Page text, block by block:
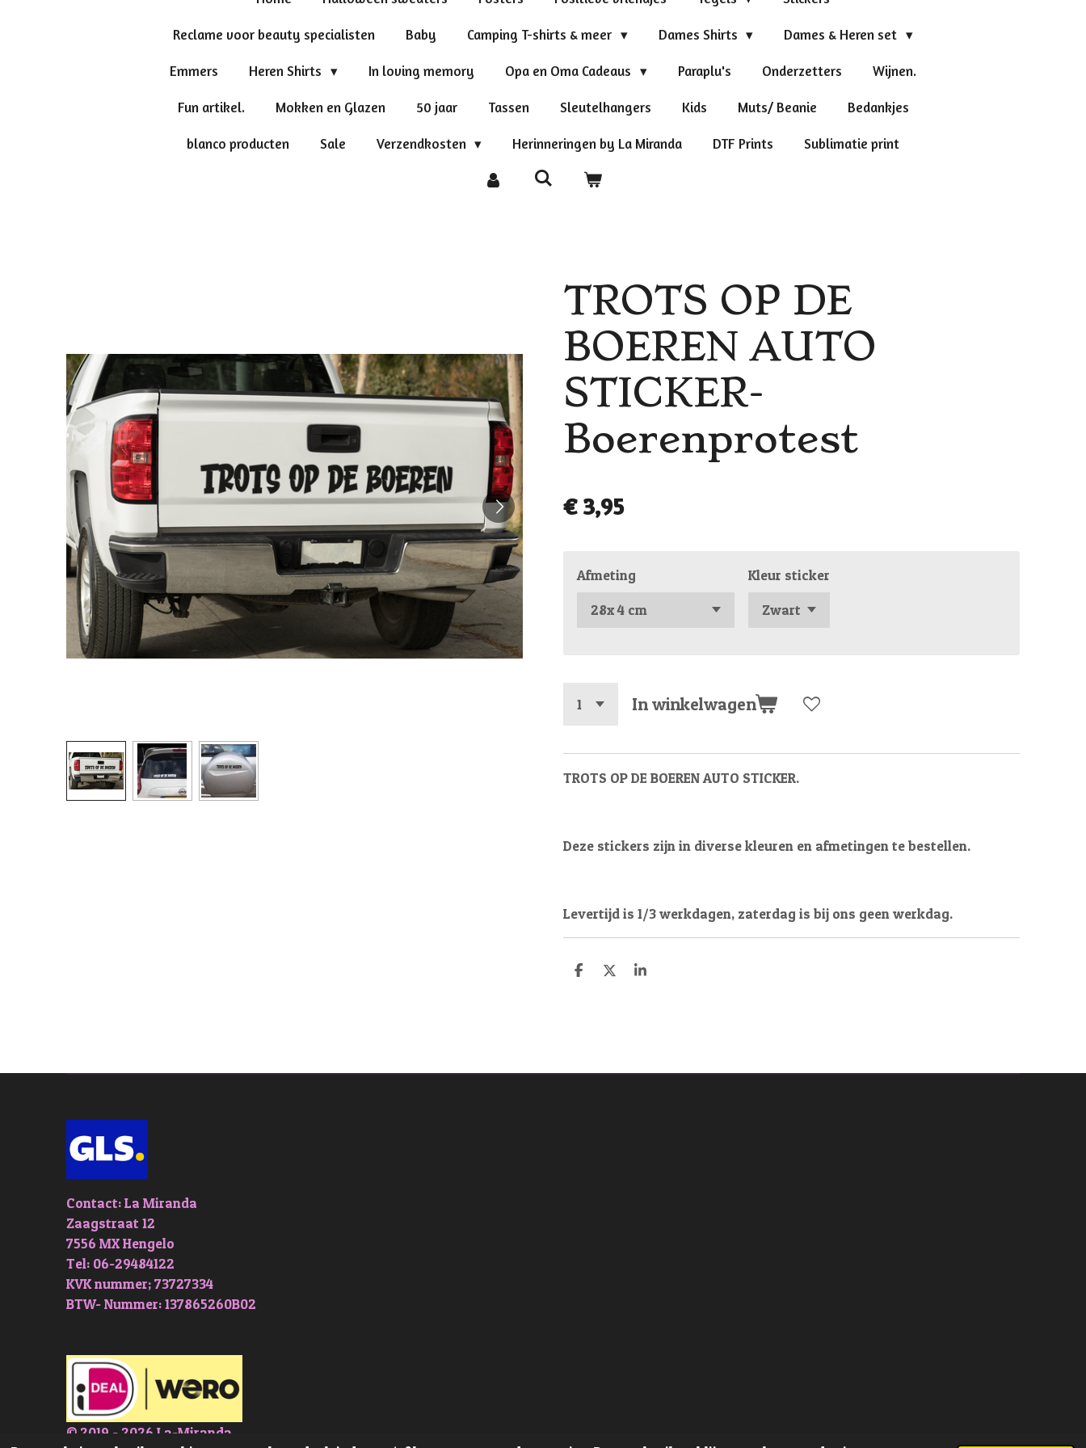
Reclame voor beauty specialisten Baby Camping T-shirts & meer Dames Shirts Dames & Heren set
Emmers Heren Shirts In loving memory Opa en Oma Cadeaus Paraplu's Onderzetters Wijnen.
Fun artikel. Mokken en Glazen 50 jaar Tassen Sleutelhangers Kids Muts/ Beanie Bedankjes
blanco producten Sale Verzendkosten Herinneringen by La Miranda DTF Prints Sublimatie print
TROTS OP DE
BOEREN AUTO
STICKER-
Boerenprotest
€ 3,95
Afmeting Kleur sticker
In winkelwagen
TROTS OP DE BOEREN AUTO STICKER.
Deze stickers zijn in diverse kleuren en afmetingen te bestellen.
Levertijd is 1/3 werkdagen, zaterdag is bij ons geen werkdag.
D
D
S
Contact: La Miranda
Zaagstraat 12
7556 MX Hengelo
Tel: 06-29484122
KVK nummer; 73727334
BTW- Nummer: 137865260B02
© 2019 - 2026 La-Miranda